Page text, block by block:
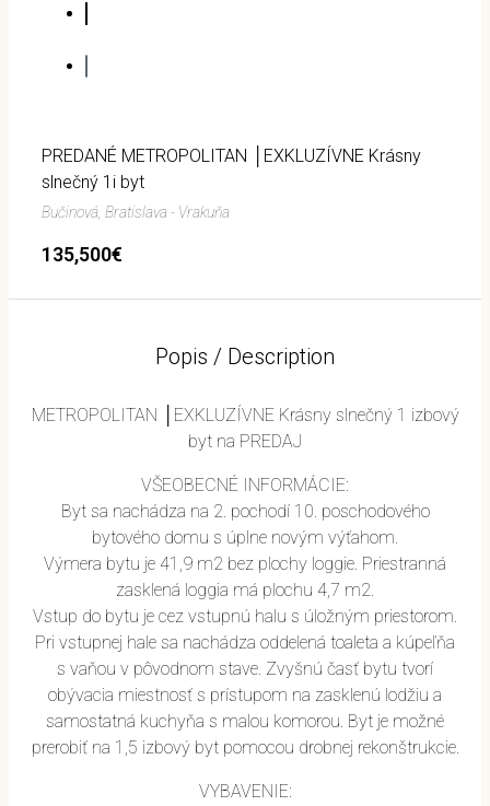
PREDANÉ METROPOLITAN │EXKLUZÍVNE Krásny
slnečný 1i byt
Bučinová, Bratislava - Vrakuňa
135,500€
Popis / Description
METROPOLITAN │EXKLUZÍVNE Krásny slnečný 1 izbový
byt na PREDAJ
VŠEOBECNÉ INFORMÁCIE:
Byt sa nachádza na 2. pochodí 10. poschodového
bytového domu s úplne novým výťahom.
Výmera bytu je 41,9 m2 bez plochy loggie. Priestranná
zasklená loggia má plochu 4,7 m2.
Vstup do bytu je cez vstupnú halu s úložným priestorom.
Pri vstupnej hale sa nachádza oddelená toaleta a kúpeľňa
s vaňou v pôvodnom stave. Zvyšnú časť bytu tvorí
obývacia miestnosť s prístupom na zasklenú lodžiu a
samostatná kuchyňa s malou komorou. Byt je možné
prerobiť na 1,5 izbový byt pomocou drobnej rekonštrukcie.
VYBAVENIE: